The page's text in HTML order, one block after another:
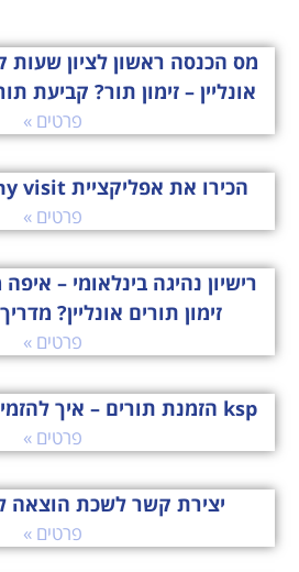
מס הכנסה ראשון לציון
אונליין – זימון תור? קביעת
פרטים »
הכירו את אפליקציית my visit לקביעת תורים
פרטים »
רישיון נהיגה בינלאומי –
זימון תורים אונליין?
פרטים »
ksp הזמנת תורים – איך להזמין תור לסניף KSP?
פרטים »
יצירת קשר לשכת הוצאה
פרטים »